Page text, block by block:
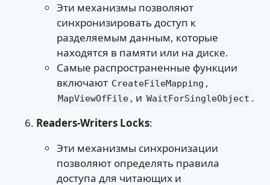
Эти механизмы позволяют
синхронизировать доступ к
разделяемым данным, которые
находятся в памяти или на диске.
Самые распространенные функции
включают CreateFileMapping ,
MapViewOfFile , и WaitForSingleObject .
Readers-Writers Locks:
Эти механизмы синхронизации
позволяют определять правила
доступа для читающих и